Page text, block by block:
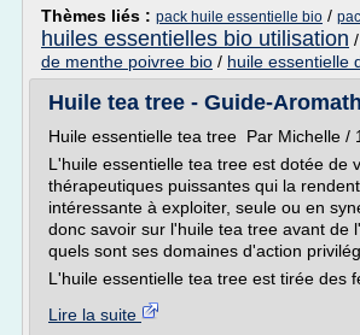
Thèmes liés : pack huile essentielle bio /
huiles essentielles bio utilisation /
de menthe poivree bio / huile essentielle
Huile tea tree - Guide-
Huile essentielle tea tree Par Michelle /
L'huile essentielle tea tree est dotée de
thérapeutiques puissantes qui la
intéressante à exploiter, seule ou en
donc savoir sur l'huile tea tree avant de
quels sont ses domaines d'action
L'huile essentielle tea tree est tirée des
Lire la suite